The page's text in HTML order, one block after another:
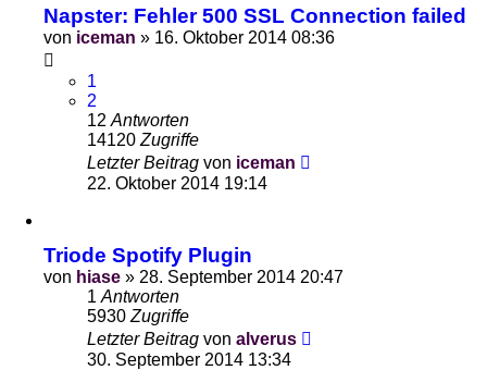
Napster: Fehler 500 SSL Connection failed
von iceman » 16. Oktober 2014 08:36
1
2
12 Antworten
14120 Zugriffe
Letzter Beitrag von iceman
22. Oktober 2014 19:14
Triode Spotify Plugin
von hiase » 28. September 2014 20:47
1 Antworten
5930 Zugriffe
Letzter Beitrag von alverus
30. September 2014 13:34